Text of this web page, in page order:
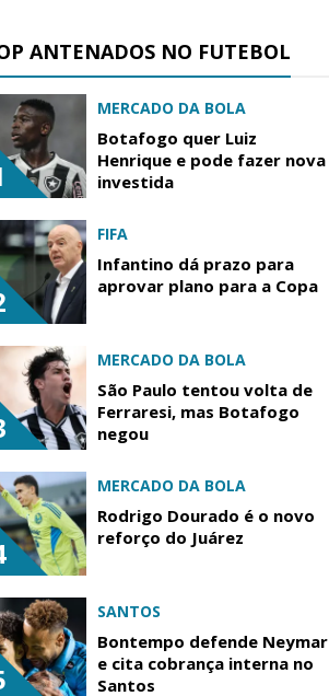
ANTENADOS NO FUTEBOL
MERCADO DA BOLA
Botafogo quer Luiz
Henrique e pode fazer nova
investida
FIFA
Infantino dá prazo para
aprovar plano para a Copa
MERCADO DA BOLA
São Paulo tentou volta de
Ferraresi, mas Botafogo
negou
MERCADO DA BOLA
Rodrigo Dourado é o novo
reforço do Juárez
SANTOS
Bontempo defende Neymar
e cita cobrança interna no
Santos